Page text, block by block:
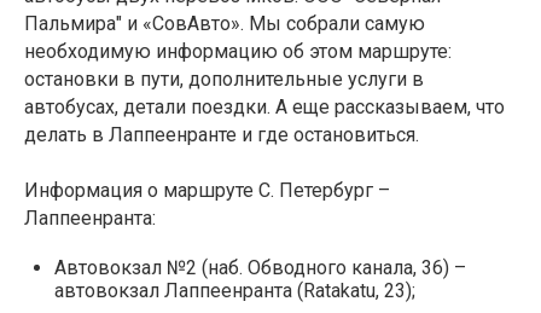
Пальмира" и «СовАвто». Мы собрали самую
необходимую информацию об этом маршруте:
остановки в пути, дополнительные услуги в
автобусах, детали поездки. А еще рассказываем, что
делать в Лаппеенранте и где остановиться.
Информация о маршруте С. Петербург –
Лаппеенранта:
Автовокзал №2 (наб. Обводного канала, 36) –
автовокзал Лаппеенранта (Ratakatu, 23);